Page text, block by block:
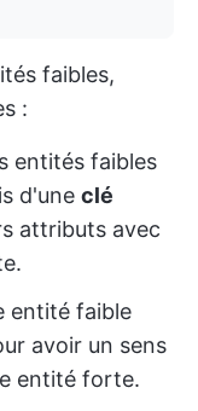
faibles,
:
entités faibles
d'une clé
attributs avec
entité faible
avoir un sens
entité forte.